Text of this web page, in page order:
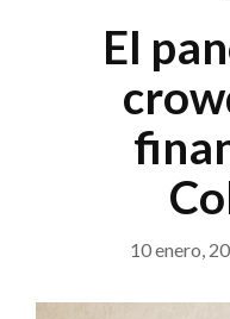
El
10 enero,